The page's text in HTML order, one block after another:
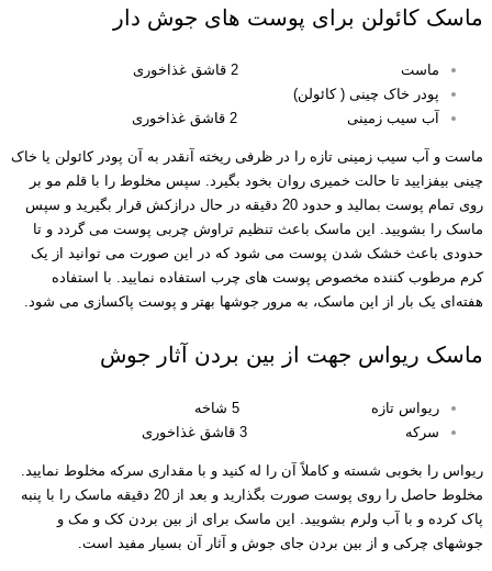
ماسک کائولن برای پوست های جوش دار
ماست 2 قاشق غذاخوری
پودر خاک چینی ( کائولن)
آب سیب زمینی 2 قاشق غذاخوری
ماست و آب سیب زمینی تازه را در ظرفی ریخته آنقدر به آن پودر کائولن یا خاک
چینی بیفزایید تا حالت خمیری روان بخود بگیرد. سپس مخلوط را با قلم مو بر
روی تمام پوست بمالید و حدود 20 دقیقه در حال درازکش قرار بگیرید و سپس
ماسک را بشویید. این ماسک باعث تنظیم تراوش چربی پوست می گردد و تا
حدودی باعث خشک شدن پوست می شود که در این صورت می توانید از یک
کرم مرطوب کننده مخصوص پوست های چرب استفاده نمایید. با استفاده
هفته‌ای یک بار از این ماسک، به مرور جوشها بهتر و پوست پاکسازی می شود.
ماسک ریواس جهت از بین بردن آثار جوش
ریواس تازه 5 شاخه
سرکه 3 قاشق غذاخوری
ریواس را بخوبی شسته و کاملاً آن را له کنید و با مقداری سرکه مخلوط نمایید.
مخلوط حاصل را روی پوست صورت بگذارید و بعد از 20 دقیقه ماسک را با پنبه
پاک کرده و با آب ولرم بشویید. این ماسک برای از بین بردن کک و مک و
جوشهای چرکی و از بین بردن جای جوش و آثار آن بسیار مفید است.